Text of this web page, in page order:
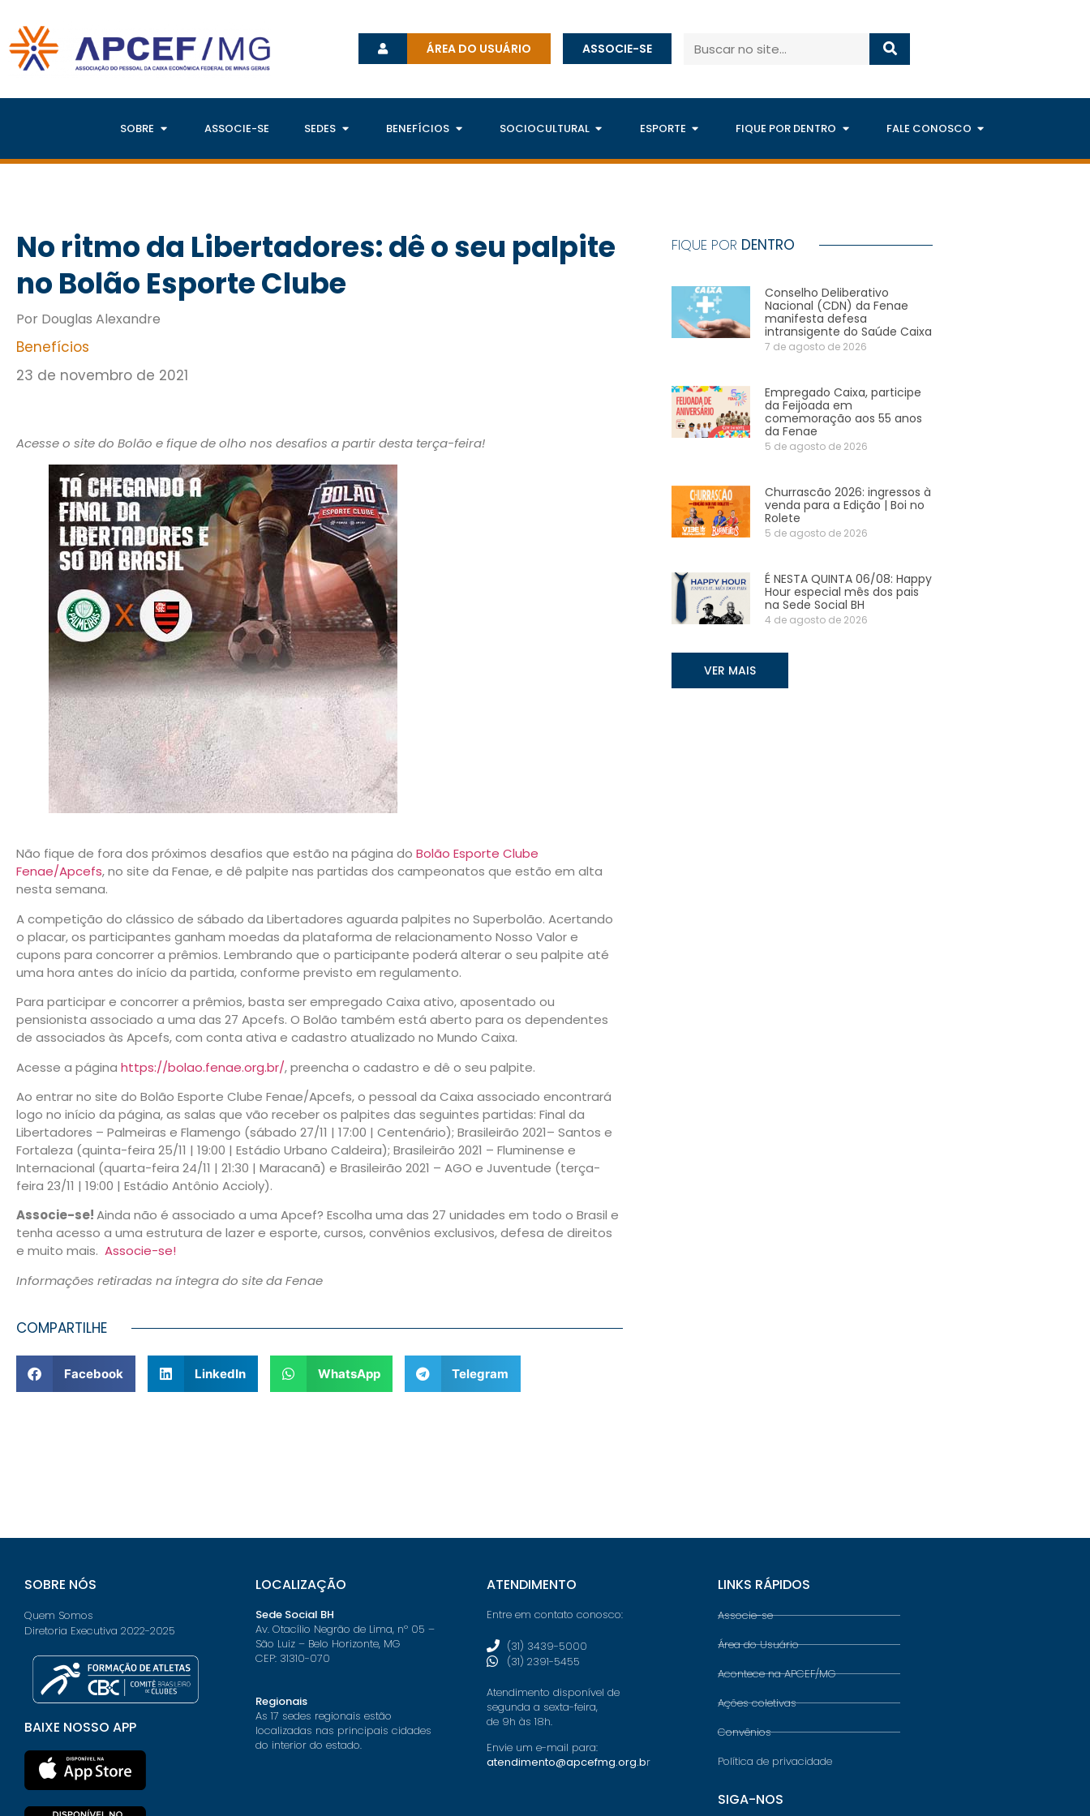
ÁREA DO USUÁRIO ASSOCIE-SE
SOBRE ASSOCIE-SE SEDES BENEFÍCIOS SOCIOCULTURAL ESPORTE FIQUE POR DENTRO FALE CONOSCO
No ritmo da Libertadores: dê o seu palpite
no Bolão Esporte Clube
Por Douglas Alexandre
Benefícios
23 de novembro de 2021
Acesse o site do Bolão e fique de olho nos desafios a partir desta terça-feira!
Não fique de fora dos próximos desafios que estão na página do Bolão Esporte Clube
Fenae/Apcefs, no site da Fenae, e dê palpite nas partidas dos campeonatos que estão em alta
nesta semana.
A competição do clássico de sábado da Libertadores aguarda palpites no Superbolão. Acertando
o placar, os participantes ganham moedas da plataforma de relacionamento Nosso Valor e
cupons para concorrer a prêmios. Lembrando que o participante poderá alterar o seu palpite até
uma hora antes do início da partida, conforme previsto em regulamento.
Para participar e concorrer a prêmios, basta ser empregado Caixa ativo, aposentado ou
pensionista associado a uma das 27 Apcefs. O Bolão também está aberto para os dependentes
de associados às Apcefs, com conta ativa e cadastro atualizado no Mundo Caixa.
Acesse a página https://bolao.fenae.org.br/, preencha o cadastro e dê o seu palpite.
Ao entrar no site do Bolão Esporte Clube Fenae/Apcefs, o pessoal da Caixa associado encontrará
logo no início da página, as salas que vão receber os palpites das seguintes partidas: Final da
Libertadores – Palmeiras e Flamengo (sábado 27/11 | 17:00 | Centenário); Brasileirão 2021– Santos e
Fortaleza (quinta-feira 25/11 | 19:00 | Estádio Urbano Caldeira); Brasileirão 2021 – Fluminense e
Internacional (quarta-feira 24/11 | 21:30 | Maracanã) e Brasileirão 2021 – AGO e Juventude (terça-
feira 23/11 | 19:00 | Estádio Antônio Accioly).
Associe-se!Ainda não é associado a uma Apcef? Escolha uma das 27 unidades em todo o Brasil e
tenha acesso a uma estrutura de lazer e esporte, cursos, convênios exclusivos, defesa de direitos
e muito mais. Associe-se!
Informações retiradas na íntegra do site da Fenae
COMPARTILHE
Facebook LinkedIn WhatsApp Telegram
FIQUE POR DENTRO
Conselho Deliberativo
Nacional (CDN) da Fenae
manifesta defesa
intransigente do Saúde Caixa
7 de agosto de 2026
Empregado Caixa, participe
da Feijoada em
comemoração aos 55 anos
da Fenae
5 de agosto de 2026
Churrascão 2026: ingressos à
venda para a Edição | Boi no
Rolete
5 de agosto de 2026
É NESTA QUINTA 06/08: Happy
Hour especial mês dos pais
na Sede Social BH
4 de agosto de 2026
VER MAIS
SOBRE NÓS
Quem Somos
Diretoria Executiva 2022-2025
BAIXE NOSSO APP
LOCALIZAÇÃO
Sede Social BH
Av. Otacílio Negrão de Lima, nº 05 –
São Luiz – Belo Horizonte, MG
CEP: 31310-070
Regionais
As 17 sedes regionais estão
localizadas nas principais cidades
do interior do estado.
ATENDIMENTO
Entre em contato conosco:
(31) 3439-5000
(31) 2391-5455
Atendimento disponível de
segunda a sexta-feira,
de 9h às 18h.
Envie um e-mail para:
atendimento@apcefmg.org.br
LINKS RÁPIDOS
Associe-se
Área do Usuário
Acontece na APCEF/MG
Ações coletivas
Convênios
Política de privacidade
SIGA-NOS